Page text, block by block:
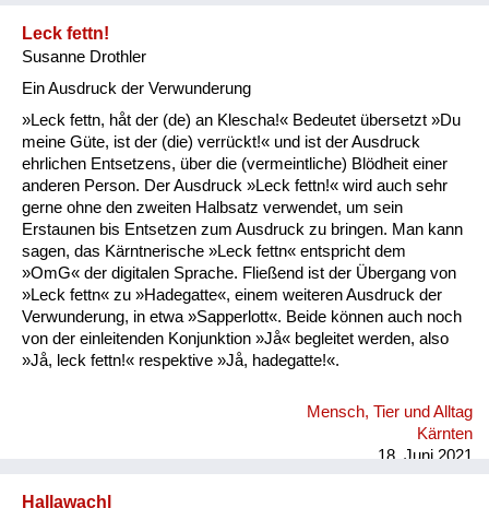
Leck fettn!
Susanne Drothler
Ein Ausdruck der Verwunderung
»Leck fettn, håt der (de) an Klescha!« Bedeutet übersetzt »Du
meine Güte, ist der (die) verrückt!« und ist der Ausdruck
ehrlichen Entsetzens, über die (vermeintliche) Blödheit einer
anderen Person. Der Ausdruck »Leck fettn!« wird auch sehr
gerne ohne den zweiten Halbsatz verwendet, um sein
Erstaunen bis Entsetzen zum Ausdruck zu bringen. Man kann
sagen, das Kärntnerische »Leck fettn« entspricht dem
»OmG« der digitalen Sprache. Fließend ist der Übergang von
»Leck fettn« zu »Hadegatte«, einem weiteren Ausdruck der
Verwunderung, in etwa »Sapperlott«. Beide können auch noch
von der einleitenden Konjunktion »Jå« begleitet werden, also
»Jå, leck fettn!« respektive »Jå, hadegatte!«.
Mensch, Tier und Alltag
Kärnten
18. Juni 2021
Hallawachl